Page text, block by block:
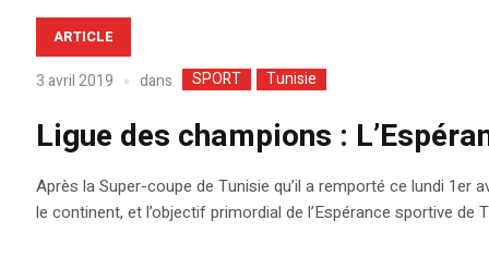
ARTICLE
3 avril 2019 dans SPORT Tunisie
Ligue des champions :
Après la Super-coupe de Tunisie qu’il a remporté ce lundi
le continent, et l’objectif primordial de l’Espérance sportive de